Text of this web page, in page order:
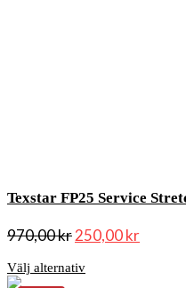
Texstar FP25 Service
970,00kr250,00kr
Välj alternativ